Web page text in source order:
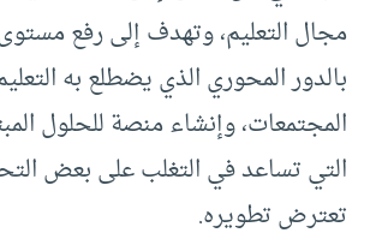
مجال التعليم، وتهدف إلى رفع
بالدور المحوري الذي يضطلع به
المجتمعات، وإنشاء منصة للحلول
التي تساعد في التغلب على بعض
تعترض تطويره.